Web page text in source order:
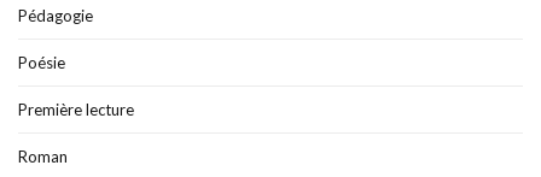
Pédagogie
Poésie
Première lecture
Roman